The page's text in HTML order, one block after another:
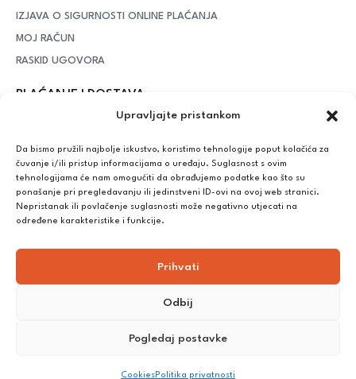
Upravljajte pristankom
Da bismo pružili najbolje iskustvo, koristimo tehnologije poput kolačića za
čuvanje i/ili pristup informacijama o uređaju. Suglasnost s ovim
tehnologijama će nam omogućiti da obrađujemo podatke kao što su
ponašanje pri pregledavanju ili jedinstveni ID-ovi na ovoj web stranici.
Nepristanak ili povlačenje suglasnosti može negativno utjecati na
određene karakteristike i funkcije.
Prihvati
Odbij
Pogledaj postavke
CookiesPolitika privatnosti
IZJAVA O SIGURNOSTI ONLINE PLAĆANJA
MOJ RAČUN
RASKID UGOVORA
PLAĆANJE I DOSTAVA
– iznad potrošenih 55 eura dostava je
Plaćanje:
Bankovna transakcija, plaćanje prilikom preuzimanja, CorvusPay